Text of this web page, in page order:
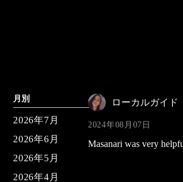
ローカルガイド
2024年08月07日
Masanari was very
月別
2026年7月
2026年6月
2026年5月
2026年4月